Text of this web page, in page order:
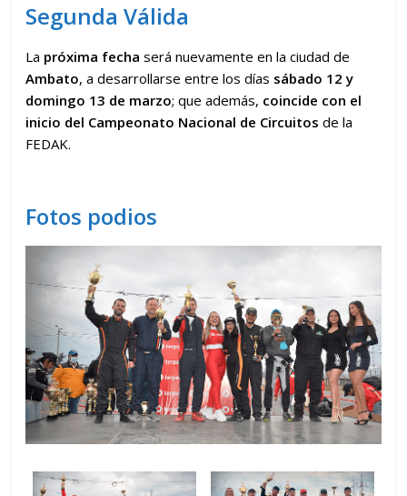
Segunda Válida
La próxima fecha será nuevamente en la ciudad de
Ambato, a desarrollarse entre los días sábado 12 y
domingo 13 de marzo; que además, coincide con el
inicio del Campeonato Nacional de Circuitos de la
FEDAK.
Fotos podios